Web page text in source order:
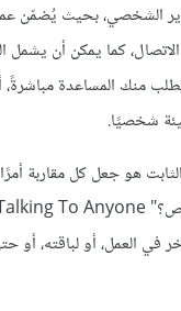
بحيث يُضمّن
كما يمكن أن يشمل
منك المساعدة
شخصيًا.
هو جعل كل مقاربة
العمل، أو لباقته، أو